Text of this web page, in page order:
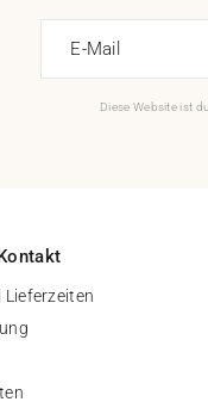
E-Mail
Diese Website ist